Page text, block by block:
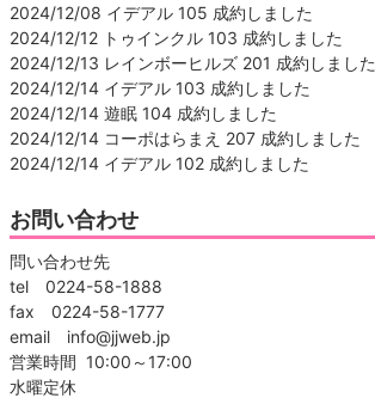
2024/12/08 イデアル 105 成約しました
2024/12/12 トゥインクル 103 成約しました
2024/12/13 レインボーヒルズ 201 成約しました
2024/12/14 イデアル 103 成約しました
2024/12/14 遊眠 104 成約しました
2024/12/14 コーポはらまえ 207 成約しました
2024/12/14 イデアル 102 成約しました
お問い合わせ
問い合わせ先
tel 0224-58-1888
fax 0224-58-1777
email info@jjweb.jp
営業時間 10:00～17:00
水曜定休